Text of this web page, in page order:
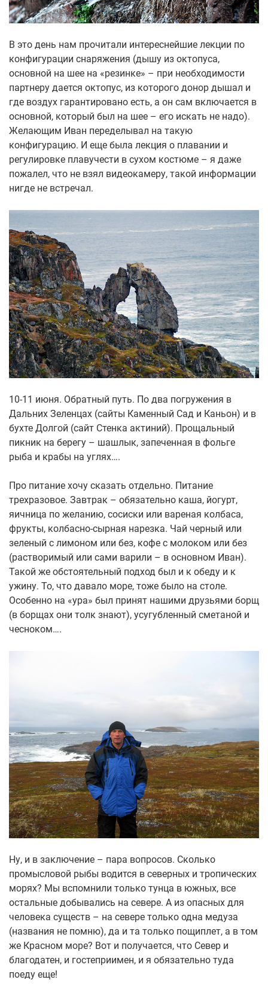
В это день нам прочитали интереснейшие лекции по
конфигурации снаряжения (дышу из октопуса,
основной на шее на «резинке» – при необходимости
партнеру дается октопус, из которого донор дышал и
где воздух гарантировано есть, а он сам включается в
основной, который был на шее – его искать не надо).
Желающим Иван переделывал на такую
конфигурацию. И еще была лекция о плавании и
регулировке плавучести в сухом костюме – я даже
пожалел, что не взял видеокамеру, такой информации
нигде не встречал.
10-11 июня. Обратный путь. По два погружения в
Дальних Зеленцах (сайты Каменный Сад и Каньон) и в
бухте Долгой (сайт Стенка актиний). Прощальный
пикник на берегу – шашлык, запеченная в фольге
рыба и крабы на углях….
Про питание хочу сказать отдельно. Питание
трехразовое. Завтрак – обязательно каша, йогурт,
яичница по желанию, сосиски или вареная колбаса,
фрукты, колбасно-сырная нарезка. Чай черный или
зеленый с лимоном или без, кофе с молоком или без
(растворимый или сами варили – в основном Иван).
Такой же обстоятельный подход был и к обеду и к
ужину. То, что давало море, тоже было на столе.
Особенно на «ура» был принят нашими друзьями борщ
(в борщах они толк знают), усугубленный сметаной и
чесноком….
Ну, и в заключение – пара вопросов. Сколько
промысловой рыбы водится в северных и тропических
морях? Мы вспомнили только тунца в южных, все
остальные добывались на севере. А из опасных для
человека существ – на севере только одна медуза
(названия не помню), да и та только пощиплет, а в том
же Красном море? Вот и получается, что Север и
благодатен, и гостеприимен, и я обязательно туда
поеду еще!